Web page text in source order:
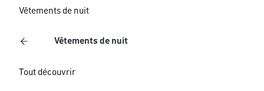
Vêtements de nuit
Vêtements de nuit
Tout découvrir